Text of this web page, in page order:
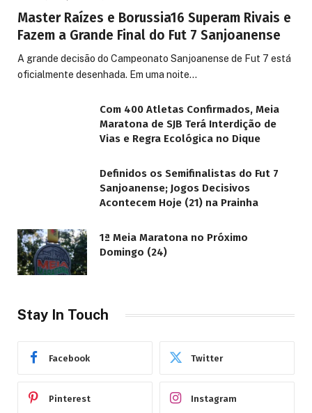
Master Raízes e Borussia16 Superam Rivais e
Fazem a Grande Final do Fut 7 Sanjoanense
A grande decisão do Campeonato Sanjoanense de Fut 7 está
oficialmente desenhada. Em uma noite…
Com 400 Atletas Confirmados, Meia
Maratona de SJB Terá Interdição de
Vias e Regra Ecológica no Dique
Definidos os Semifinalistas do Fut 7
Sanjoanense; Jogos Decisivos
Acontecem Hoje (21) na Prainha
1ª Meia Maratona no Próximo
Domingo (24)
Stay In Touch
Facebook Twitter
Pinterest Instagram